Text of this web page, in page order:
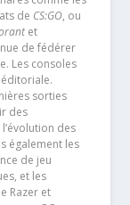
de CS:GO, ou
et
de fédérer
Les consoles
sorties
des
des
également les
de jeu
et les
Razer et